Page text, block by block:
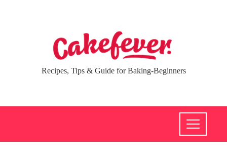
Recipes, Tips & Guide for Baking-Beginners